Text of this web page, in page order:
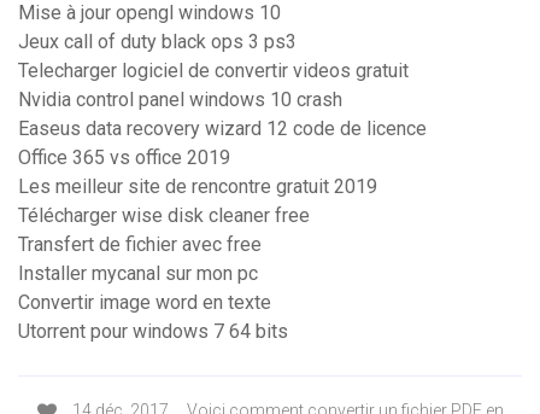
Mise à jour opengl windows 10
Jeux call of duty black ops 3 ps3
Telecharger logiciel de convertir videos gratuit
Nvidia control panel windows 10 crash
Easeus data recovery wizard 12 code de licence
Office 365 vs office 2019
Les meilleur site de rencontre gratuit 2019
Télécharger wise disk cleaner free
Transfert de fichier avec free
Installer mycanal sur mon pc
Convertir image word en texte
Utorrent pour windows 7 64 bits